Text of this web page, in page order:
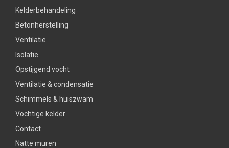
Kelderbehandeling
Betonherstelling
Ventilatie
Isolatie
Opstijgend vocht
Ventilatie & condensatie
Schimmels & huiszwam
Vochtige kelder
Contact
Natte muren